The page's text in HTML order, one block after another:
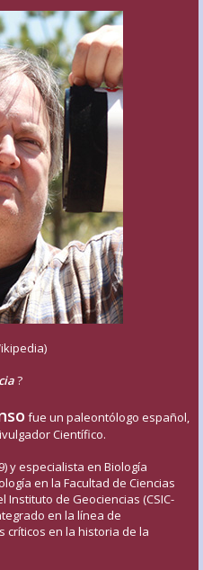
?
fue un paleontólogo español,
Científico.
y especialista en Biología
en la Facultad de Ciencias
Instituto de Geociencias (CSIC-
en la línea de
críticos en la historia de la